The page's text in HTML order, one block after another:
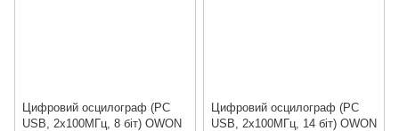
Цифровий осцилограф (PC
USB, 2x100МГц, 8 біт) OWON
Цифровий осцилограф (PC
USB, 2x100МГц, 14 біт) OWON